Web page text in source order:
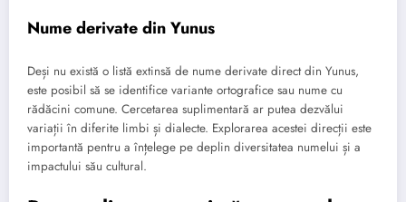
Nume derivate din Yunus
Deși nu există o listă extinsă de nume derivate direct din Yunus,
este posibil să se identifice variante ortografice sau nume cu
rădăcini comune. Cercetarea suplimentară ar putea dezvălui
variații în diferite limbi și dialecte. Explorarea acestei direcții este
importantă pentru a înțelege pe deplin diversitatea numelui și a
impactului său cultural.